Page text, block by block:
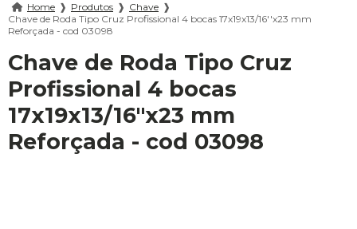
Home ❱ Produtos ❱ Chave ❱
Chave de Roda Tipo Cruz Profissional 4 bocas 17x19x13/16''x23 mm
Reforçada - cod 03098
Chave de Roda Tipo Cruz
Profissional 4 bocas
17x19x13/16''x23 mm
Reforçada - cod 03098